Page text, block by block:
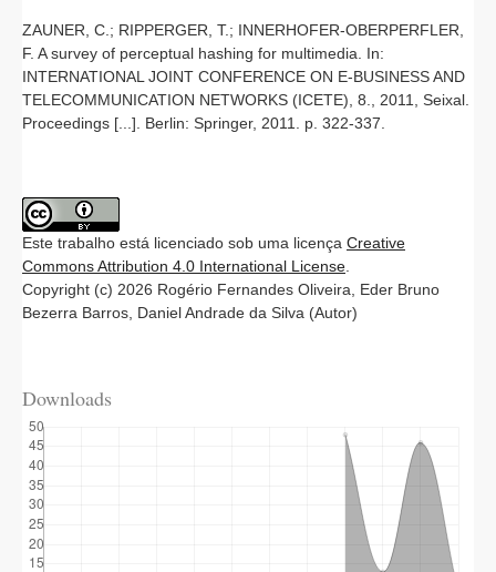
ZAUNER, C.; RIPPERGER, T.; INNERHOFER-OBERPERFLER,
F. A survey of perceptual hashing for multimedia. In:
INTERNATIONAL JOINT CONFERENCE ON E-BUSINESS AND
TELECOMMUNICATION NETWORKS (ICETE), 8., 2011, Seixal.
Proceedings [...]. Berlin: Springer, 2011. p. 322-337.
Este trabalho está licenciado sob uma licença Creative
Commons Attribution 4.0 International License
Copyright (c) 2026 Rogério Fernandes Oliveira, Eder Bruno
Bezerra Barros, Daniel Andrade da Silva (Autor)
Downloads